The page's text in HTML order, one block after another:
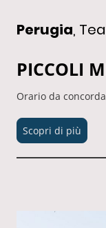
Perugia,
PICCOLI
Orario da
Scopri di più